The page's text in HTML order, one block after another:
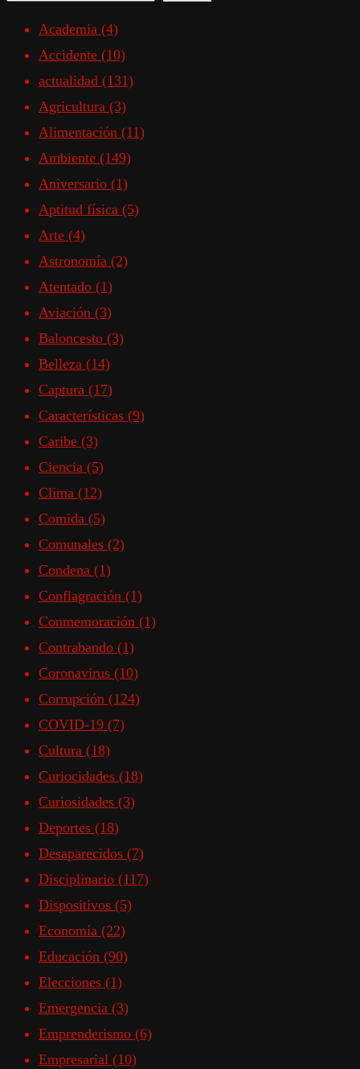
Academia (4)
Accidente (10)
actualidad (131)
Agricultura (3)
Alimentación (11)
Ambiente (149)
Aniversario (1)
Aptitud física (5)
Arte (4)
Astronomía (2)
Atentado (1)
Aviación (3)
Baloncesto (3)
Belleza (14)
Captura (17)
Características (9)
Caribe (3)
Ciencia (5)
Clima (12)
Comida (5)
Comunales (2)
Condena (1)
Conflagración (1)
Conmemoración (1)
Contrabando (1)
Coronavirus (10)
Corrupción (124)
COVID-19 (7)
Cultura (18)
Curiocidades (18)
Curiosidades (3)
Deportes (18)
Desaparecidos (7)
Disciplinario (117)
Dispositivos (5)
Economía (22)
Educación (90)
Elecciones (1)
Emergencia (3)
Emprenderismo (6)
Empresarial (10)